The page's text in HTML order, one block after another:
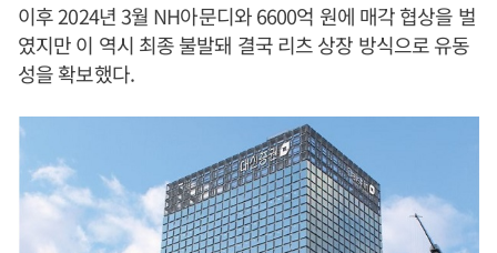
이후 2024년 3월 NH아문디와 6600억 원에 매각 협상을 벌
였지만 이 역시 최종 불발돼 결국 리츠 상장 방식으로 유동
성을 확보했다.